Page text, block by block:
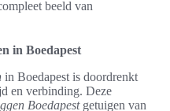
beeld van
in Boedapest
in Boedapest is doordrenkt
en verbinding. Deze
Boedapestgetuigen van